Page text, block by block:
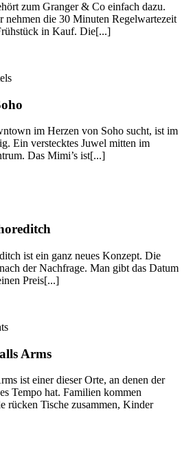
zum Granger & Co einfach dazu.
nehmen die 30 Minuten Regelwartezeit
in Kauf. Die[...]
im Herzen von Soho sucht, ist im
Ein verstecktes Juwel mitten im
Das Mimi’s ist[...]
ist ein ganz neues Konzept. Die
der Nachfrage. Man gibt das Datum
Preis[...]
Arms
ist einer dieser Orte, an denen der
Tempo hat. Familien kommen
rücken Tische zusammen, Kinder